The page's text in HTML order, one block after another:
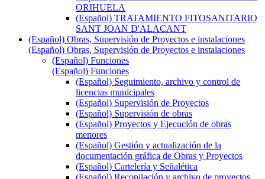
ORIHUELA
(Español) TRATAMIENTO FITOSANITARIO
SANT JOAN D'ALACANT
(Español) Obras, Supervisión de Proyectos e instalaciones
(Español) Obras, Supervisión de Proyectos e instalaciones
(Español) Funciones
(Español) Funciones
(Español) Seguimiento, archivo y control de
licencias municipales
(Español) Supervisión de Proyectos
(Español) Supervisión de obras
(Español) Proyectos y Ejecución de obras
menores
(Español) Gestión y actualización de la
documentación gráfica de Obras y Proyectos
(Español) Cartelería y Señalética
(Español) Recopilación y archivo de proyectos